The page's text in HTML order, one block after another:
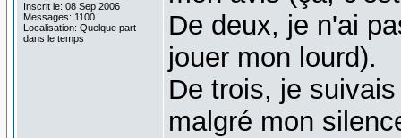
Inscrit le: 08 Sep 2006
Messages: 1100
Localisation: Quelque part
dans le temps
De deux, je n'ai
jouer mon lourd).
De trois, je
malgré mon